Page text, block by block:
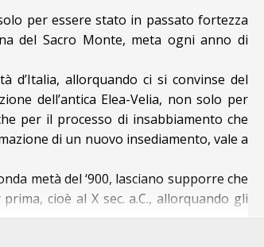
per essere stato in passato fortezza
del Sacro Monte, meta ogni anno di
d’Italia, allorquando ci si convinse del
dell’antica Elea-Velia, non solo per
per il processo di insabbiamento che
di un nuovo insediamento, vale a
metà del ‘900, lasciano supporre che
cioè al X sec. a.C., allorquando gli
zona del Cilento. Al IV sec. a.C.
architettura richiama molto da vicino i